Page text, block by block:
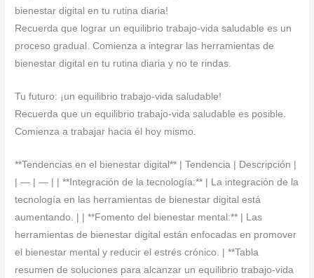
bienestar digital en tu rutina diaria!
Recuerda que lograr un equilibrio trabajo-vida saludable es un
proceso gradual. Comienza a integrar las herramientas de
bienestar digital en tu rutina diaria y no te rindas.
Tu futuro: ¡un equilibrio trabajo-vida saludable!
Recuerda que un equilibrio trabajo-vida saludable es posible.
Comienza a trabajar hacia él hoy mismo.
**Tendencias en el bienestar digital** | Tendencia | Descripción |
| — | — | | **Integración de la tecnología:** | La integración de la
tecnología en las herramientas de bienestar digital está
aumentando. | | **Fomento del bienestar mental:** | Las
herramientas de bienestar digital están enfocadas en promover
el bienestar mental y reducir el estrés crónico. | **Tabla
resumen de soluciones para alcanzar un equilibrio trabajo-vida